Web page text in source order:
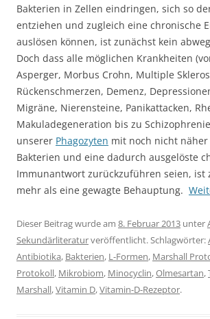
Bakterien in Zellen eindringen, sich so
entziehen und zugleich eine chronische
auslösen können, ist zunächst kein
Doch dass alle möglichen Krankheiten
Asperger, Morbus Crohn, Multiple
Rückenschmerzen, Demenz,
Migräne, Nierensteine, Panikattacken,
Makuladegeneration bis zu
unserer Phagozyten mit noch nicht
Bakterien und eine dadurch ausgelöste
Immunantwort zurückzuführen seien, ist
mehr als eine gewagte Behauptung.
Dieser Beitrag wurde am 8. Februar 2013 unter
Sekundärliteraturveröffentlicht. Schlagwörter:
Antibiotika, Bakterien, L-Formen, Marshall
Protokoll, Mikrobiom, Minocyclin,Olmesartan,
Marshall,Vitamin D,Vitamin-D-Rezeptor.